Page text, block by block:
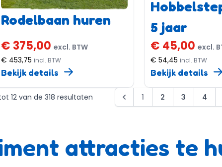
Rodelbaan huren
€ 375,00 excl. BTW
€ 453,75 incl. BTW
Bekijk details
5 jaar
€ 45,00 excl.
€ 54,45 incl. BTW
Bekijk details
12 van de 318 resultaten 1 2 3 4
attracties te